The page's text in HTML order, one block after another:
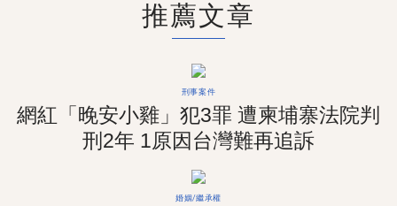
推薦文章
刑事案件
網紅「晚安小雞」犯3罪 遭柬埔寨法院判
刑2年 1原因台灣難再追訴
婚姻/繼承權